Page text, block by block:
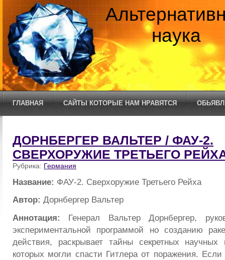
наука
ГЛАВНАЯ САЙТЫ КОТОРЫЕ НАМ НРАВЯТСЯ
ДОРНБЕРГЕР ВАЛЬТЕР / ФАУ-2.
СВЕРХОРУЖИЕ ТРЕТЬЕГО
Рубрика: Германия
Название: ФАУ-2. Сверхоружие Третьего Рейха
Автор: Дорнбергер Вальтер
Аннотация: Генерал Вальтер Дорнбергер,
экспериментальной программой но созданию
действия, раскрывает тайны секретных научных
которых могли спасти Гитлера от поражения.